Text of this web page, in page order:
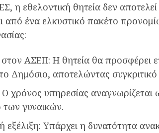
η εθελοντική θητεία δεν
από ένα ελκυστικό πακέτο
ΑΣΕΠ: Η θητεία θα προσφέρει
Δημόσιο, αποτελώντας
χρόνος υπηρεσίας αναγνωρίζεται
των γυναικών.
εξέλιξη: Υπάρχει η δυνατότητα